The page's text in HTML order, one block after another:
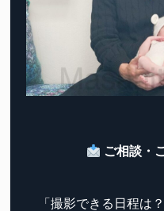
ご相談・
「撮影できる日程は